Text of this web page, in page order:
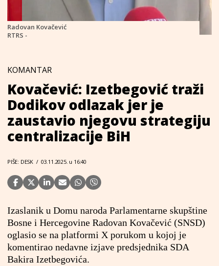
Radovan Kovačević
RTRS -
KOMANTAR
Kovačević: Izetbegović traži
Dodikov odlazak jer je
zaustavio njegovu strategiju
centralizacije BiH
PIŠE: DESK / 03.11.2025. u 16:40
Izaslanik u Domu naroda Parlamentarne skupštine
Bosne i Hercegovine Radovan Kovačević (SNSD)
oglasio se na platformi X porukom u kojoj je
komentirao nedavne izjave predsjednika SDA
Bakira Izetbegovića.